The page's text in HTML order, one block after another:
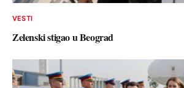
VESTI
Zelenski stigao u Beograd